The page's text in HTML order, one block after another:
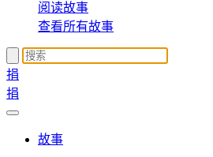
阅读故事
查看所有故事
捐
捐
故事